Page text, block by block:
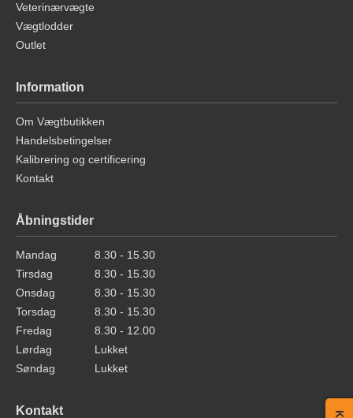
Veterinærvægte
Vægtlodder
Outlet
Information
Om Vægtbutikken
Handelsbetingelser
Kalibrering og certificering
Kontakt
Åbningstider
Mandag
8.30 - 15.30
Tirsdag
8.30 - 15.30
Onsdag
8.30 - 15.30
Torsdag
8.30 - 15.30
Fredag
8.30 - 12.00
Lørdag
Lukket
Søndag
Lukket
Kontakt